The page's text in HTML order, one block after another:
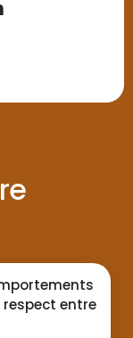
entre